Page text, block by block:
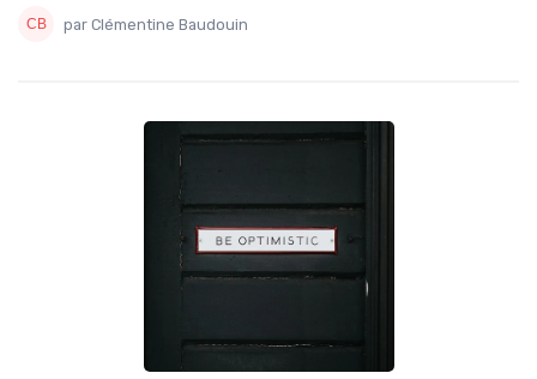
par Clémentine Baudouin